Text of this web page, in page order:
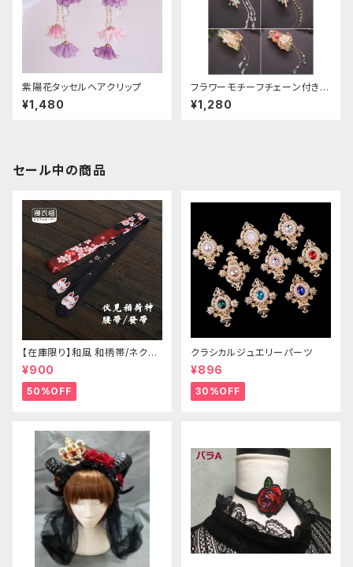
紫陽花タッセルヘアクリップ
¥1,480
フラワーモチーフチェーン付きヘ
アクリップ
¥1,280
セール中の商品
【在庫限り】和風 和柄帯/ネクタ
イ/リボン（狐面/金魚
¥900
50%OFF
クラシカルジュエリーパーツ
¥896
30%OFF